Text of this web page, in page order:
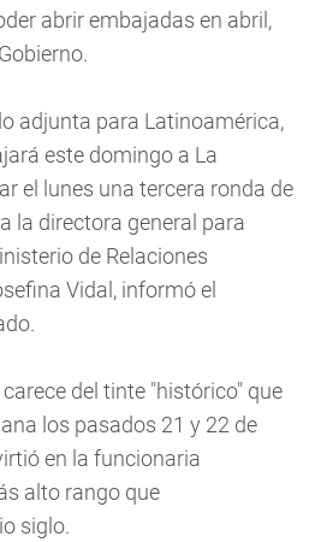
abrir embajadas en abril,
adjunta para Latinoamérica,
este domingo a La
el lunes una tercera ronda de
la directora general para
de Relaciones
Vidal, informó el
del tinte "histórico" que
los pasados 21 y 22 de
en la funcionaria
alto rango que
siglo.